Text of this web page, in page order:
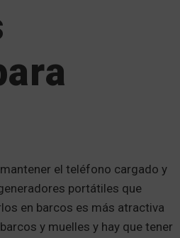
el teléfono cargado y
portátiles que
en barcos es más atractiva
y muelles y hay que tener